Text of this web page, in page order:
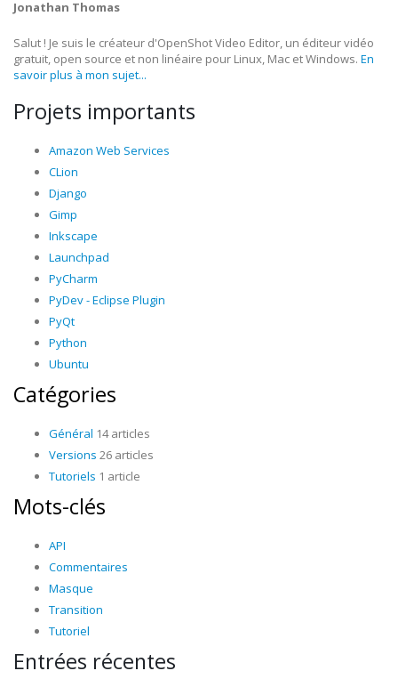
Jonathan Thomas
Salut ! Je suis le créateur d'OpenShot Video Editor, un éditeur vidéo
gratuit, open source et non linéaire pour Linux, Mac et Windows. En
savoir plus à mon sujet...
Projets importants
Amazon Web Services
CLion
Django
Gimp
Inkscape
Launchpad
PyCharm
PyDev - Eclipse Plugin
PyQt
Python
Ubuntu
Catégories
Général 14 articles
Versions 26 articles
Tutoriels 1 article
Mots-clés
API
Commentaires
Masque
Transition
Tutoriel
Entrées récentes